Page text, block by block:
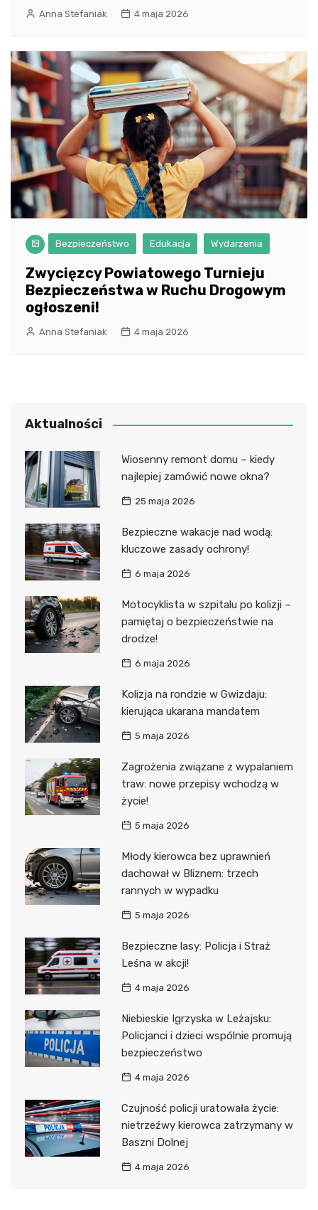
Anna Stefaniak 4 maja 2026
Bezpieczeństwo Edukacja Wydarzenia
Zwycięzcy Powiatowego Turnieju
Bezpieczeństwa w Ruchu Drogowym
ogłoszeni!
Anna Stefaniak 4 maja 2026
Aktualności
Wiosenny remont domu – kiedy
najlepiej zamówić nowe okna?
25 maja 2026
Bezpieczne wakacje nad wodą:
kluczowe zasady ochrony!
6 maja 2026
Motocyklista w szpitalu po kolizji –
pamiętaj o bezpieczeństwie na
drodze!
6 maja 2026
Kolizja na rondzie w Gwizdaju:
kierująca ukarana mandatem
5 maja 2026
Zagrożenia związane z wypalaniem
traw: nowe przepisy wchodzą w
życie!
5 maja 2026
Młody kierowca bez uprawnień
dachował w Bliznem: trzech
rannych w wypadku
5 maja 2026
Bezpieczne lasy: Policja i Straż
Leśna w akcji!
4 maja 2026
Niebieskie Igrzyska w Leżajsku:
Policjanci i dzieci wspólnie promują
bezpieczeństwo
4 maja 2026
Czujność policji uratowała życie:
nietrzeźwy kierowca zatrzymany w
Baszni Dolnej
4 maja 2026